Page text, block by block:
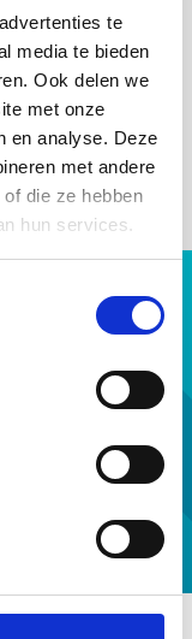
te
media te bieden
Ook delen we
met onze
en analyse. Deze
met andere
die ze hebben
hun services.
maandlast die de
De rentevaste
De lasten zijn
lager dan de